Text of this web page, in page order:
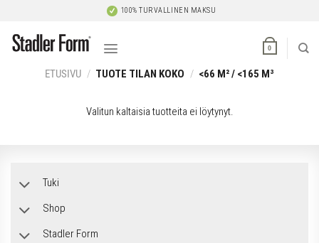
content
100% TURVALLINEN MAKSU
0
ETUSIVU / TUOTE TILAN KOKO / <66 M² / <165 M³
Valitun kaltaisia tuotteita ei löytynyt.
Tuki
Shop
Stadler Form